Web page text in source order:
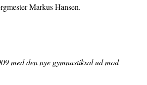
Markus Hansen.
med den nye gymnastiksal ud mod